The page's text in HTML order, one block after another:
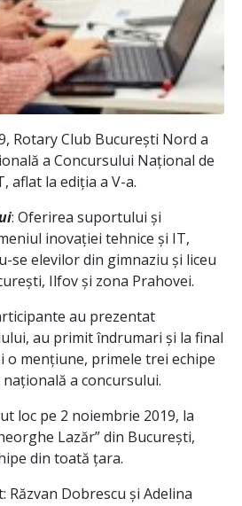
Rotary Club București Nord a
a Concursului Național de
aflat la ediția a V-a.
: Oferirea suportului și
inovației tehnice și IT,
se elevilor din gimnaziu și liceu
Ilfov și zona Prahovei.
au prezentat
au primit îndrumari și la final
o mențiune, primele trei echipe
a concursului.
loc pe 2 noiembrie 2019, la
Lazăr” din București,
din toată țara.
Dobrescu și Adelina